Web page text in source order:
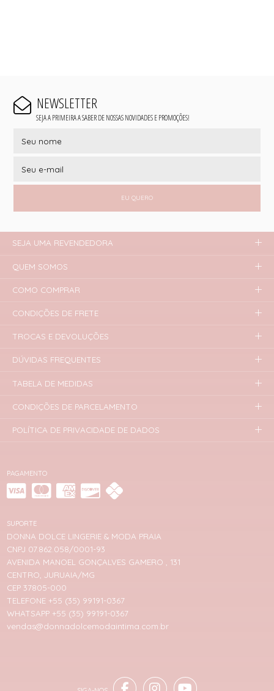
NEWSLETTER
SEJA A PRIMEIRA A SABER DE NOSSAS NOVIDADES E PROMOÇÕES!
EU QUERO
PAGAMENTO
SUPORTE
DONNA DOLCE LINGERIE & MODA PRAIA
CNPJ 07.862.058/0001-93
AVENIDA MANOEL GONÇALVES GAMERO , 131
CENTRO, JURUAIA/MG
CEP 37805-000
TELEFONE +55 (35) 99191-0367
WHATSAPP +55 (35) 99191-0367
vendas@donnadolcemodaintima.com.br
SEJA UMA REVENDEDORA
QUEM SOMOS
COMO COMPRAR
CONDIÇÕES DE FRETE
TROCAS E DEVOLUÇÕES
DÚVIDAS FREQUENTES
TABELA DE MEDIDAS
CONDIÇÕES DE PARCELAMENTO
POLÍTICA DE PRIVACIDADE DE DADOS